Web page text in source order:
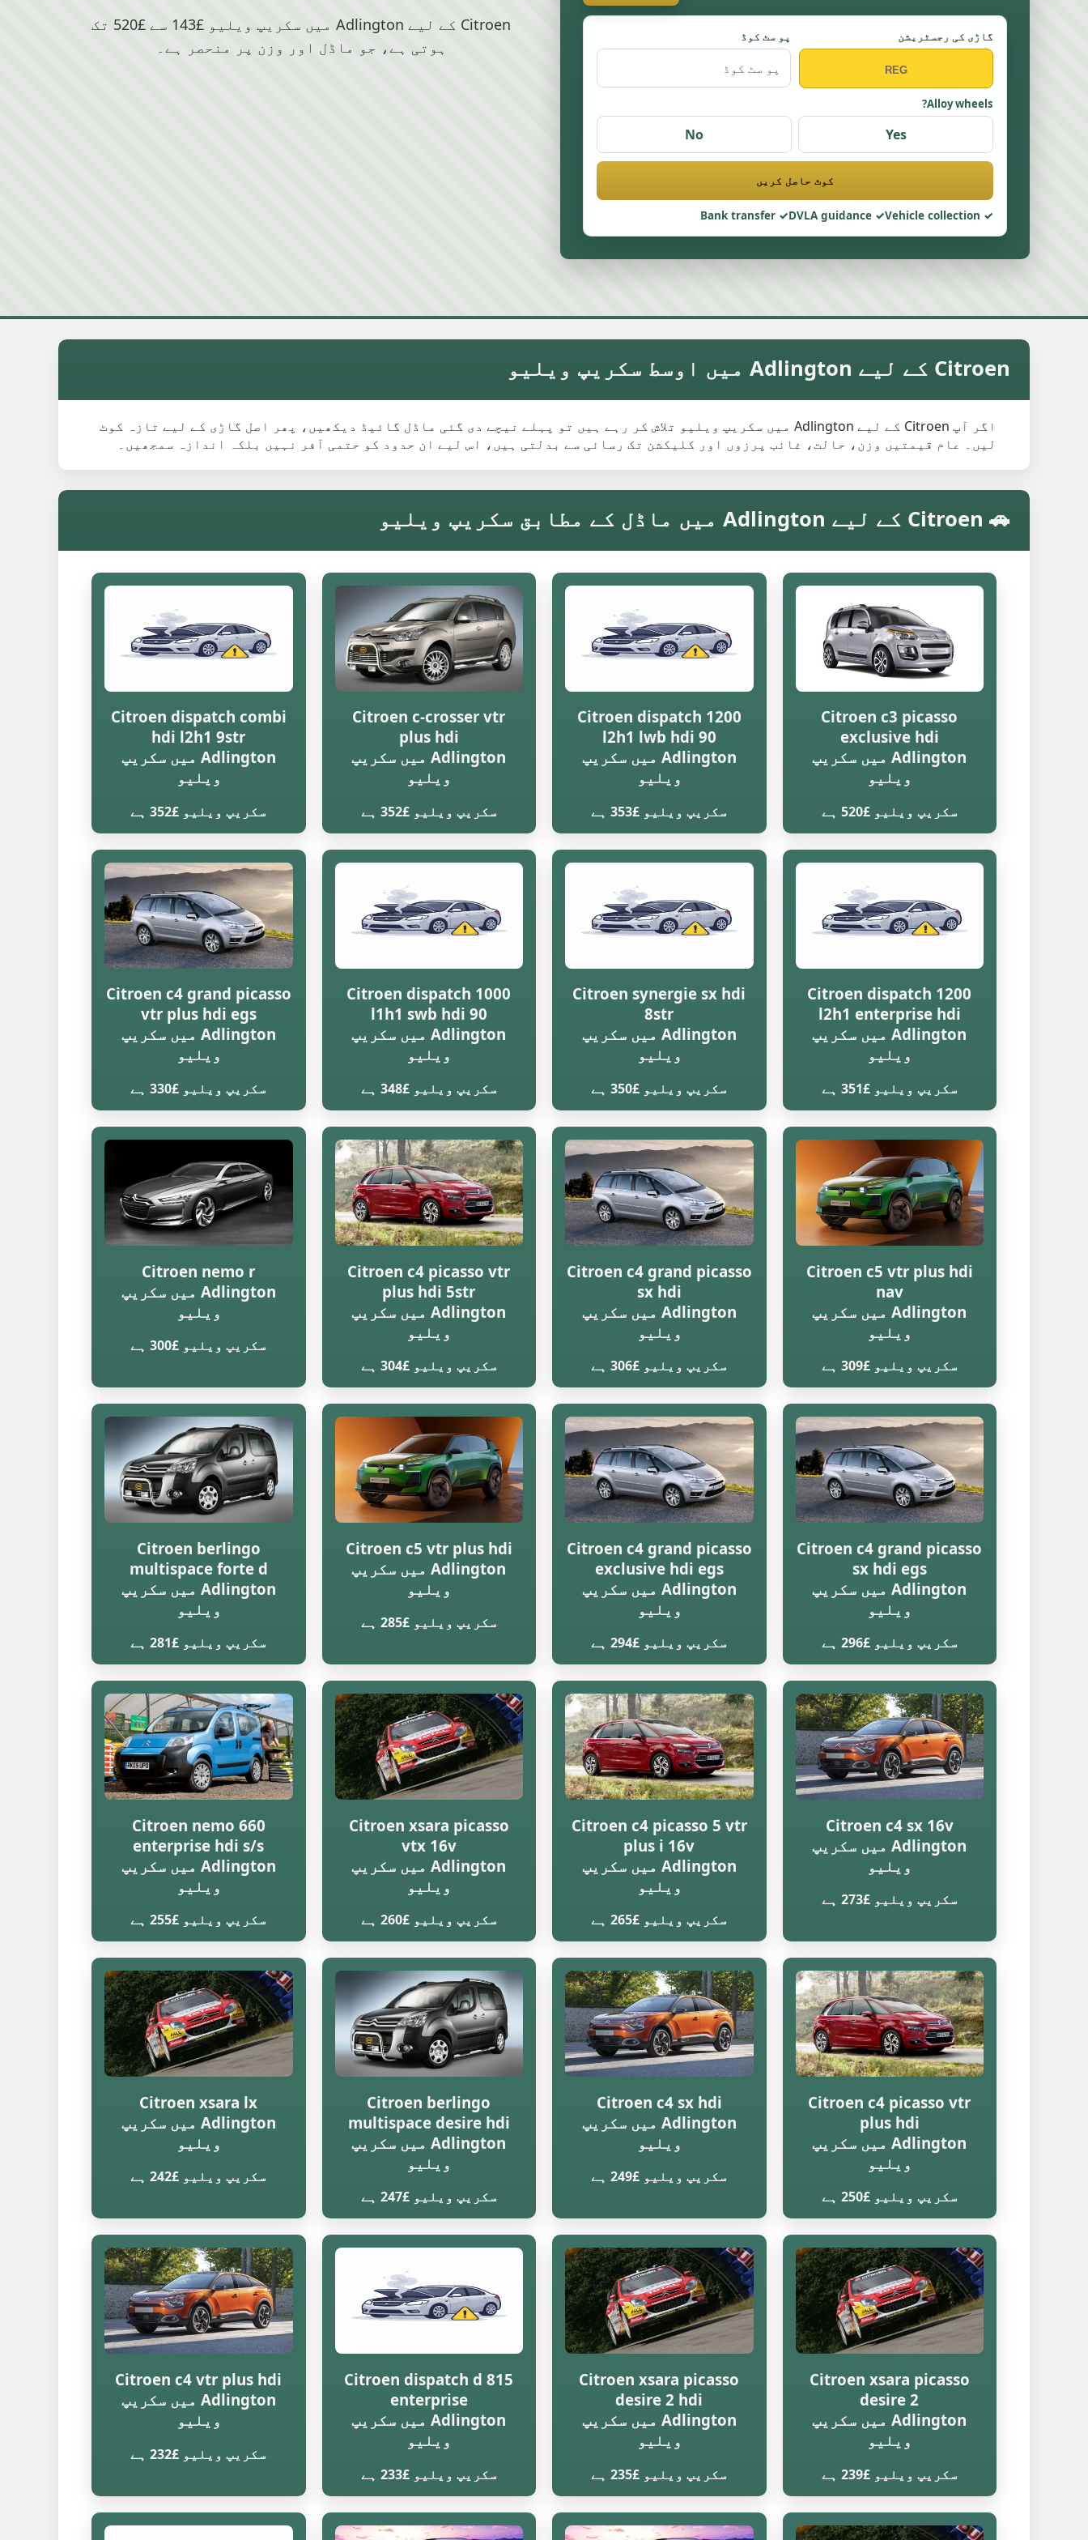
گاڑی کی رجسٹریشن پو سٹ کوڈ
Alloy wheels?
Yes
No
کوٹ حاصل کریں
Vehicle collection
DVLA guidance
Bank transfer
Citroen کے لیے Adlington میں سکریپ ویلیو £143 سے £520 تک
ہوتی ہے، جو ماڈل اور وزن پر منحصر ہے۔
Citroen کے لیے Adlington میں اوسط سکریپ ویلیو
اگر آپ Citroen کے لیے Adlington میں سکریپ ویلیو تلاش کر رہے ہیں تو پہلے نیچے دی گئی ماڈل گائیڈ دیکھیں، پھر اصل گاڑی کے لیے تازہ کوٹ
لیں۔ عام قیمتیں وزن، حالت، غائب پرزوں اور کلیکشن تک رسائی سے بدلتی ہیں، اس لیے ان حدود کو حتمی آفر نہیں بلکہ اندازہ سمجھیں۔
🚗 Citroen کے لیے Adlington میں ماڈل کے مطابق سکریپ ویلیو
Citroen c3 picasso
exclusive hdi
Adlington میں سکریپ
ویلیو
سکریپ ویلیو £520 ہے
Citroen dispatch 1200
l2h1 lwb hdi 90
Adlington میں سکریپ
ویلیو
سکریپ ویلیو £353 ہے
Citroen c-crosser vtr
plus hdi
Adlington میں سکریپ
ویلیو
سکریپ ویلیو £352 ہے
Citroen dispatch combi
hdi l2h1 9str
Adlington میں سکریپ
ویلیو
سکریپ ویلیو £352 ہے
Citroen dispatch 1200
l2h1 enterprise hdi
Adlington میں سکریپ
ویلیو
سکریپ ویلیو £351 ہے
Citroen synergie sx hdi
8str
Adlington میں سکریپ
ویلیو
سکریپ ویلیو £350 ہے
Citroen dispatch 1000
l1h1 swb hdi 90
Adlington میں سکریپ
ویلیو
سکریپ ویلیو £348 ہے
Citroen c4 grand picasso
vtr plus hdi egs
Adlington میں سکریپ
ویلیو
سکریپ ویلیو £330 ہے
Citroen c5 vtr plus hdi
nav
Adlington میں سکریپ
ویلیو
سکریپ ویلیو £309 ہے
Citroen c4 grand picasso
sx hdi
Adlington میں سکریپ
ویلیو
سکریپ ویلیو £306 ہے
Citroen c4 picasso vtr
plus hdi 5str
Adlington میں سکریپ
ویلیو
سکریپ ویلیو £304 ہے
Citroen nemo r
Adlington میں سکریپ
ویلیو
سکریپ ویلیو £300 ہے
Citroen c4 grand picasso
sx hdi egs
Adlington میں سکریپ
ویلیو
سکریپ ویلیو £296 ہے
Citroen c4 grand picasso
exclusive hdi egs
Adlington میں سکریپ
ویلیو
سکریپ ویلیو £294 ہے
Citroen c5 vtr plus hdi
Adlington میں سکریپ
ویلیو
سکریپ ویلیو £285 ہے
Citroen berlingo
multispace forte d
Adlington میں سکریپ
ویلیو
سکریپ ویلیو £281 ہے
Citroen c4 sx 16v
Adlington میں سکریپ
ویلیو
سکریپ ویلیو £273 ہے
Citroen c4 picasso 5 vtr
plus i 16v
Adlington میں سکریپ
ویلیو
سکریپ ویلیو £265 ہے
Citroen xsara picasso
vtx 16v
Adlington میں سکریپ
ویلیو
سکریپ ویلیو £260 ہے
Citroen nemo 660
enterprise hdi s/s
Adlington میں سکریپ
ویلیو
سکریپ ویلیو £255 ہے
Citroen c4 picasso vtr
plus hdi
Adlington میں سکریپ
ویلیو
سکریپ ویلیو £250 ہے
Citroen c4 sx hdi
Adlington میں سکریپ
ویلیو
سکریپ ویلیو £249 ہے
Citroen berlingo
multispace desire hdi
Adlington میں سکریپ
ویلیو
سکریپ ویلیو £247 ہے
Citroen xsara lx
Adlington میں سکریپ
ویلیو
سکریپ ویلیو £242 ہے
Citroen xsara picasso
desire 2
Adlington میں سکریپ
ویلیو
سکریپ ویلیو £239 ہے
Citroen xsara picasso
desire 2 hdi
Adlington میں سکریپ
ویلیو
سکریپ ویلیو £235 ہے
Citroen dispatch d 815
enterprise
Adlington میں سکریپ
ویلیو
سکریپ ویلیو £233 ہے
Citroen c4 vtr plus hdi
Adlington میں سکریپ
ویلیو
سکریپ ویلیو £232 ہے